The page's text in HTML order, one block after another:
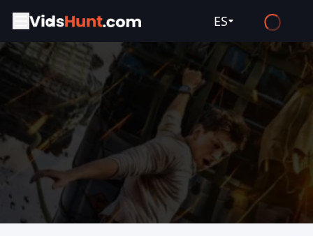
ES
Español
Français
Deutsch
Русский
العربية
日本語